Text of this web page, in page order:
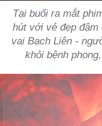
Tại buổi ra mắt
hút với vẻ đẹp
vai Bạch Liên -
khỏi bệnh